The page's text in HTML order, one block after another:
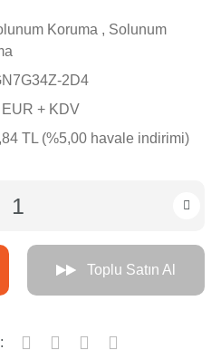
Koruma , Solunum
2D4
+ KDV
TL (%5,00 havale indirimi)
Toplu Satın Al